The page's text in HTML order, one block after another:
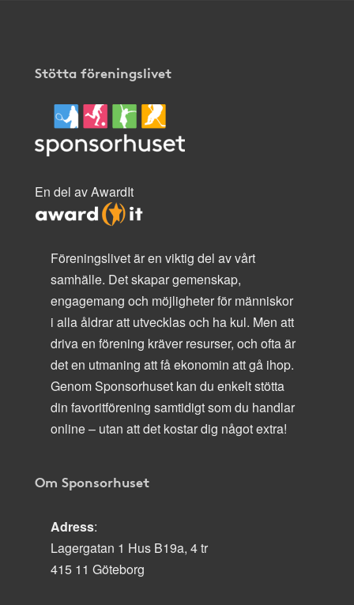
Stötta föreningslivet
En del av AwardIt
Föreningslivet är en viktig del av vårt
samhälle. Det skapar gemenskap,
engagemang och möjligheter för människor
i alla åldrar att utvecklas och ha kul. Men att
driva en förening kräver resurser, och ofta är
det en utmaning att få ekonomin att gå ihop.
Genom Sponsorhuset kan du enkelt stötta
din favoritförening samtidigt som du handlar
online – utan att det kostar dig något extra!
Om Sponsorhuset
Adress:
Lagergatan 1 Hus B19a, 4 tr
415 11 Göteborg